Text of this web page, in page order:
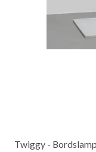
Twiggy -